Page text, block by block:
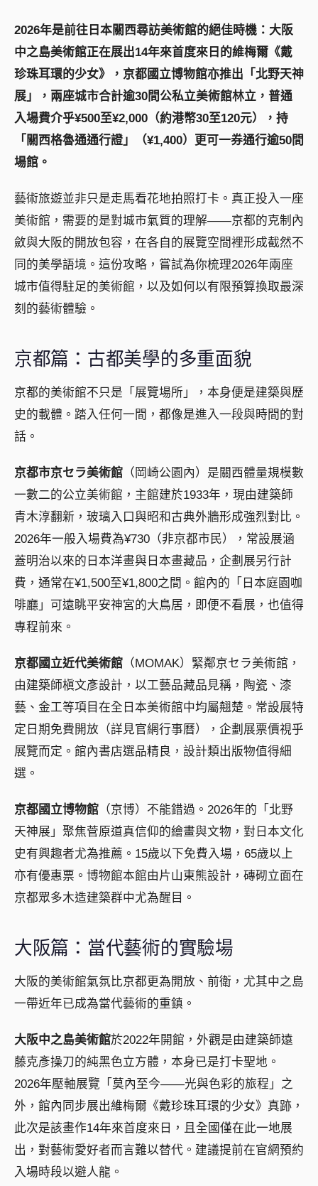
2026年是前往日本關西尋訪美術館的絕佳時機：大阪
中之島美術館正在展出14年來首度來日的維梅爾《戴
珍珠耳環的少女》，京都國立博物館亦推出「北野天神
展」，兩座城市合計逾30間公私立美術館林立，普通
入場費介乎¥500至¥2,000（約港幣30至120元），持
「關西格魯通通行證」（¥1,400）更可一券通行逾50間
場館。
藝術旅遊並非只是走馬看花地拍照打卡。真正投入一座
美術館，需要的是對城市氣質的理解——京都的克制內
斂與大阪的開放包容，在各自的展覽空間裡形成截然不
同的美學語境。這份攻略，嘗試為你梳理2026年兩座
城市值得駐足的美術館，以及如何以有限預算換取最深
刻的藝術體驗。
京都篇：古都美學的多重面貌
京都的美術館不只是「展覽場所」，本身便是建築與歷
史的載體。踏入任何一間，都像是進入一段與時間的對
話。
京都市京セラ美術館 （岡崎公園內）是關西體量規模數
一數二的公立美術館，主館建於1933年，現由建築師
青木淳翻新，玻璃入口與昭和古典外牆形成強烈對比。
2026年一般入場費為¥730（非京都市民），常設展涵
蓋明治以來的日本洋畫與日本畫藏品，企劃展另行計
費，通常在¥1,500至¥1,800之間。館內的「日本庭園咖
啡廳」可遠眺平安神宮的大鳥居，即便不看展，也值得
專程前來。
京都國立近代美術館 （MOMAK）緊鄰京セラ美術館，
由建築師槇文彥設計，以工藝品藏品見稱，陶瓷、漆
藝、金工等項目在全日本美術館中均屬翹楚。常設展特
定日期免費開放（詳見官網行事曆），企劃展票價視乎
展覽而定。館內書店選品精良，設計類出版物值得細
選。
京都國立博物館 （京博）不能錯過。2026年的「北野
天神展」聚焦菅原道真信仰的繪畫與文物，對日本文化
史有興趣者尤為推薦。15歲以下免費入場，65歲以上
亦有優惠票。博物館本館由片山東熊設計，磚砌立面在
京都眾多木造建築群中尤為醒目。
大阪篇：當代藝術的實驗場
大阪的美術館氣氛比京都更為開放、前衛，尤其中之島
一帶近年已成為當代藝術的重鎮。
大阪中之島美術館於2022年開館，外觀是由建築師遠
藤克彥操刀的純黑色立方體，本身已是打卡聖地。
2026年壓軸展覽「莫內至今——光與色彩的旅程」之
外，館內同步展出維梅爾《戴珍珠耳環的少女》真跡，
此次是該畫作14年來首度來日，且全國僅在此一地展
出，對藝術愛好者而言難以替代。建議提前在官網預約
入場時段以避人龍。